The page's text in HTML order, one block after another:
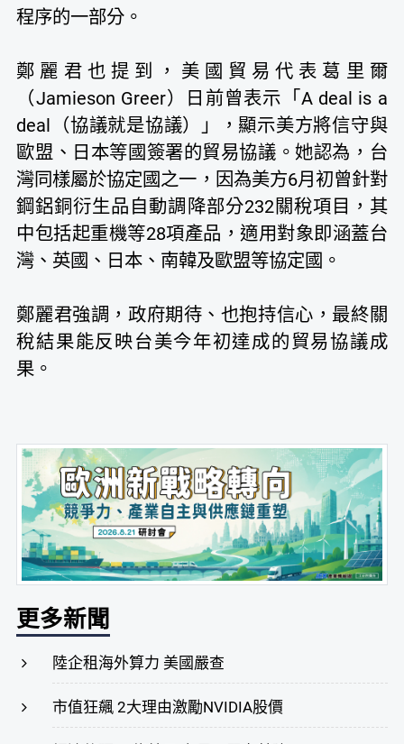
程序的一部分。
鄭麗君也提到，美國貿易代表葛里爾
（Jamieson Greer）日前曾表示「A deal is a
deal（協議就是協議）」，顯示美方將信守與
歐盟、日本等國簽署的貿易協議。她認為，台
灣同樣屬於協定國之一，因為美方6月初曾針對
鋼鋁銅衍生品自動調降部分232關稅項目，其
中包括起重機等28項產品，適用對象即涵蓋台
灣、英國、日本、南韓及歐盟等協定國。
鄭麗君強調，政府期待、也抱持信心，最終關
稅結果能反映台美今年初達成的貿易協議成
果。
更多新聞
陸企租海外算力 美國嚴查
市值狂飆 2大理由激勵NVIDIA股價